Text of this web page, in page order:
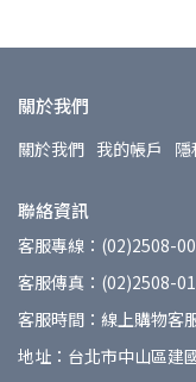
關於我們
關於我們 我的帳戶
聯絡資訊
客服專線：(02)2508-
客服傳真：(02)2508-
客服時間：線上購物客
地址：台北市中山區建